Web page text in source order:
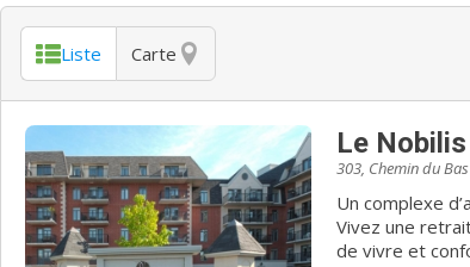
Liste Carte
Le Nobilis
303, Chemin du
Un complexe
Vivez une
de vivre et confort Vivez votre retraite avec fierté et